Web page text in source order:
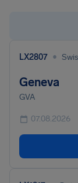
LX2807 •
Geneva
GVA
07.08.2026